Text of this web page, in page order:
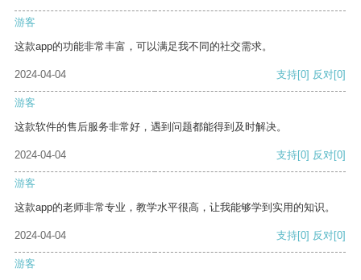
游客
这款app的功能非常丰富，可以满足我不同的社交需求。
2024-04-04 支持[0] 反对[0]
游客
这款软件的售后服务非常好，遇到问题都能得到及时解决。
2024-04-04 支持[0] 反对[0]
游客
这款app的老师非常专业，教学水平很高，让我能够学到实用的知识。
2024-04-04 支持[0] 反对[0]
游客